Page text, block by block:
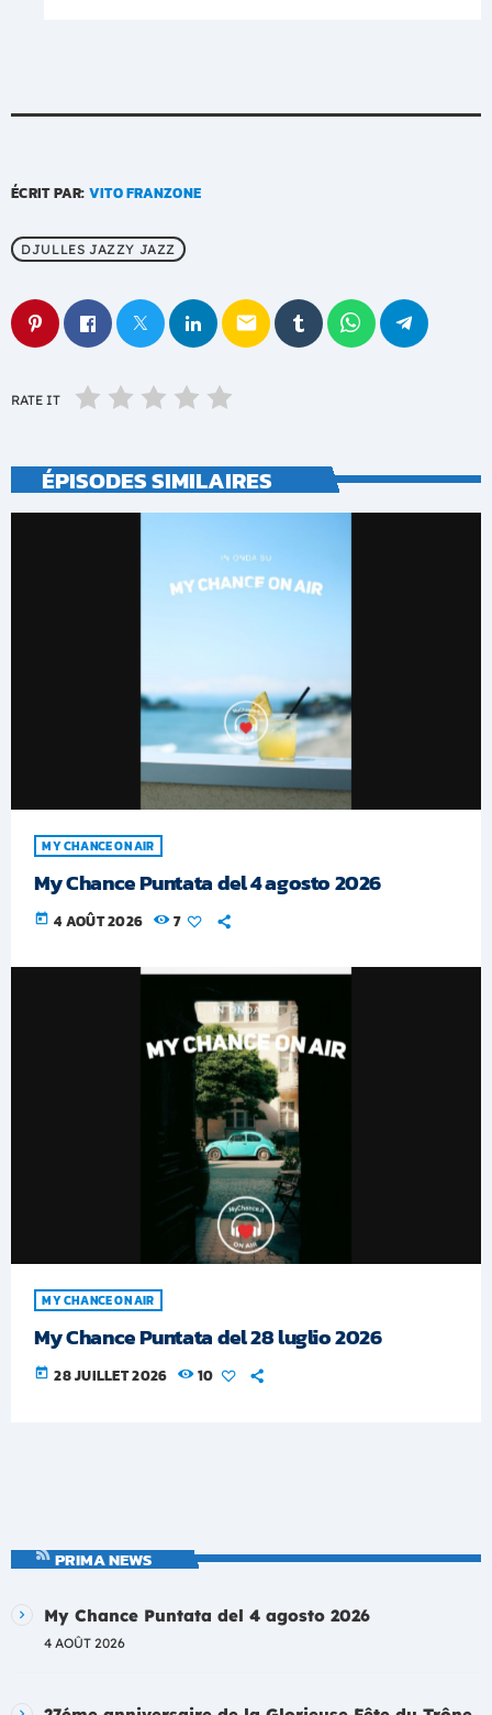
ÉCRIT PAR: VITO FRANZONE
DJULLES JAZZY JAZZ
email
RATE IT
ÉPISODES SIMILAIRES
MY CHANCE ON AIR
My Chance Puntata del 4 agosto 2026
today 4 AOÛT 2026 7
MY CHANCE ON AIR
My Chance Puntata del 28 luglio 2026
today 28 JUILLET 2026 10
PRIMA NEWS
My Chance Puntata del 4 agosto 2026
4 AOÛT 2026